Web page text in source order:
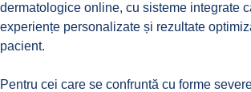
dermatologice online, cu sisteme integrate
experiențe personalizate și rezultate
pacient.
Pentru cei care se confruntă cu forme